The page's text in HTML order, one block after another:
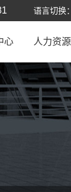
语言切换：
心 人力资源